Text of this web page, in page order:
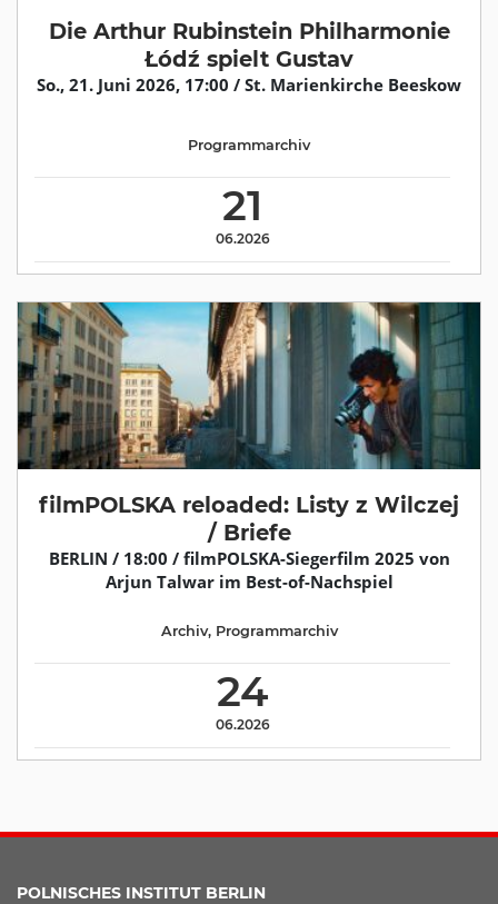
Die Arthur Rubinstein Philharmonie
Łódź spielt Gustav
So., 21. Juni 2026, 17:00 / St. Marienkirche Beeskow
21
06.2026
Programmarchiv
filmPOLSKA reloaded: Listy z Wilczej
/ Briefe
BERLIN / 18:00 / filmPOLSKA-Siegerfilm 2025 von
Arjun Talwar im Best-of-Nachspiel
24
06.2026
Archiv, Programmarchiv
POLNISCHES INSTITUT BERLIN